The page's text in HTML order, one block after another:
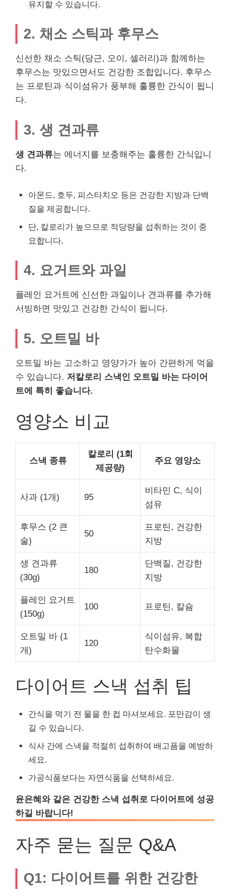
유지할 수 있습니다.
2. 채소 스틱과 후무스
신선한 채소 스틱(당근, 오이, 셀러리)과 함께하는
후무스는 맛있으면서도 건강한 조합입니다. 후무스
는 프로틴과 식이섬유가 풍부해 훌륭한 간식이 됩니
다.
3. 생 견과류
생 견과류는 에너지를 보충해주는 훌륭한 간식입니
다.
아몬드, 호두, 피스타치오 등은 건강한 지방과 단백
질을 제공합니다.
단, 칼로리가 높으므로 적당량을 섭취하는 것이 중
요합니다.
4. 요거트와 과일
플레인 요거트에 신선한 과일이나 견과류를 추가해
서빙하면 맛있고 건강한 간식이 됩니다.
5. 오트밀 바
오트밀 바는 고소하고 영양가가 높아 간편하게 먹을
수 있습니다. 저칼로리 스낵인 오트밀 바는 다이어
트에 특히 좋습니다.
영양소 비교
스낵 종류
칼로리 (1회
제공량)
주요 영양소
사과 (1개) 95
비타민 C, 식이
섬유
후무스 (2 큰
술)
50
프로틴, 건강한
지방
생 견과류
(30g)
180
단백질, 건강한
지방
플레인 요거트
(150g)
100 프로틴, 칼슘
오트밀 바 (1
개)
120
식이섬유, 복합
탄수화물
다이어트 스낵 섭취 팁
간식을 먹기 전 물을 한 컵 마셔보세요. 포만감이 생
길 수 있습니다.
식사 간에 스낵을 적절히 섭취하여 배고픔을 예방하
세요.
가공식품보다는 자연식품을 선택하세요.
윤은혜와 같은 건강한 스낵 섭취로 다이어트에 성공
하길 바랍니다!
자주 묻는 질문 Q&A
Q1: 다이어트를 위한 건강한